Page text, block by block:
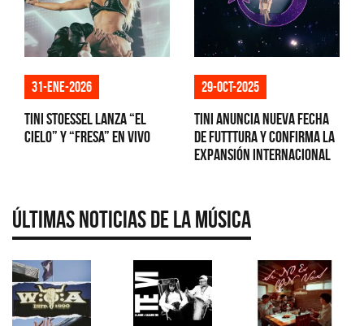
31-ene-2026
Tini Stoessel lanza “El
Cielo” y “Fresa” en vivo
29-oct-2025
TINI anuncia nueva fecha
de FUTTTURA y confirma la
expansión internacional
Últimas Noticias de la Música